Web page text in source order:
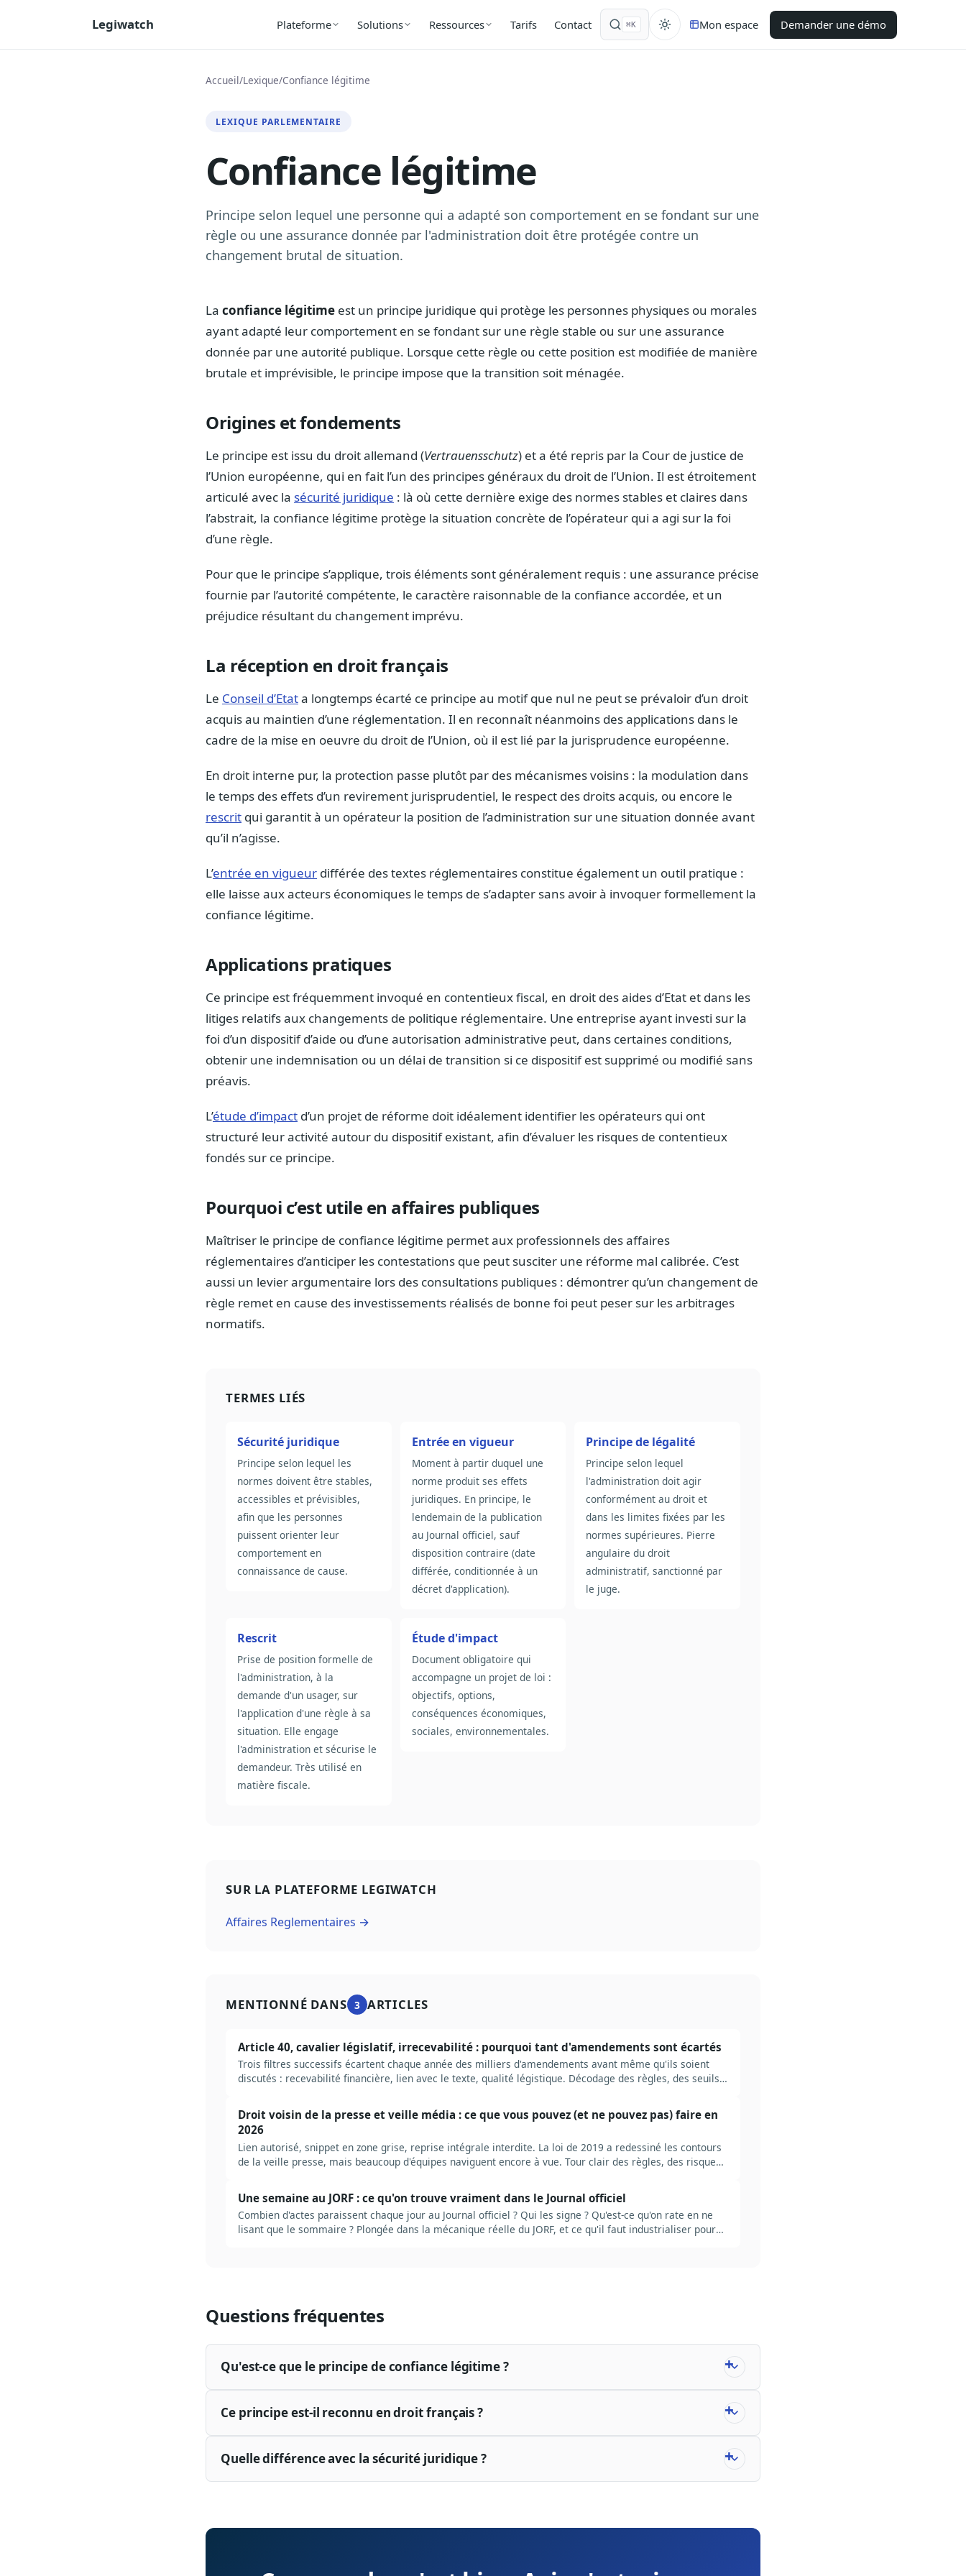
Legiwatch Plateforme Solutions Ressources Tarifs Contact ⌘K Mon espace Demander une démo
Accueil/Lexique/Confiance légitime
LEXIQUE PARLEMENTAIRE
Confiance légitime
Principe selon lequel une personne qui a adapté son comportement en se fondant sur une
règle ou une assurance donnée par l'administration doit être protégée contre un
changement brutal de situation.
La confiance légitime est un principe juridique qui protège les personnes physiques ou morales
ayant adapté leur comportement en se fondant sur une règle stable ou sur une assurance
donnée par une autorité publique. Lorsque cette règle ou cette position est modifiée de manière
brutale et imprévisible, le principe impose que la transition soit ménagée.
Origines et fondements
Le principe est issu du droit allemand (Vertrauensschutz) et a été repris par la Cour de justice de
l’Union européenne, qui en fait l’un des principes généraux du droit de l’Union. Il est étroitement
articulé avec la sécurité juridique : là où cette dernière exige des normes stables et claires dans
l’abstrait, la confiance légitime protège la situation concrète de l’opérateur qui a agi sur la foi
d’une règle.
Pour que le principe s’applique, trois éléments sont généralement requis : une assurance précise
fournie par l’autorité compétente, le caractère raisonnable de la confiance accordée, et un
préjudice résultant du changement imprévu.
La réception en droit français
Le Conseil d’Etata longtemps écarté ce principe au motif que nul ne peut se prévaloir d’un droit
acquis au maintien d’une réglementation. Il en reconnaît néanmoins des applications dans le
cadre de la mise en oeuvre du droit de l’Union, où il est lié par la jurisprudence européenne.
En droit interne pur, la protection passe plutôt par des mécanismes voisins : la modulation dans
le temps des effets d’un revirement jurisprudentiel, le respect des droits acquis, ou encore le
rescrit qui garantit à un opérateur la position de l’administration sur une situation donnée avant
qu’il n’agisse.
L’entrée en vigueur différée des textes réglementaires constitue également un outil pratique :
elle laisse aux acteurs économiques le temps de s’adapter sans avoir à invoquer formellement la
confiance légitime.
Applications pratiques
Ce principe est fréquemment invoqué en contentieux fiscal, en droit des aides d’Etat et dans les
litiges relatifs aux changements de politique réglementaire. Une entreprise ayant investi sur la
foi d’un dispositif d’aide ou d’une autorisation administrative peut, dans certaines conditions,
obtenir une indemnisation ou un délai de transition si ce dispositif est supprimé ou modifié sans
préavis.
L’étude d’impact d’un projet de réforme doit idéalement identifier les opérateurs qui ont
structuré leur activité autour du dispositif existant, afin d’évaluer les risques de contentieux
fondés sur ce principe.
Pourquoi c’est utile en affaires publiques
Maîtriser le principe de confiance légitime permet aux professionnels des affaires
réglementaires d’anticiper les contestations que peut susciter une réforme mal calibrée. C’est
aussi un levier argumentaire lors des consultations publiques : démontrer qu’un changement de
règle remet en cause des investissements réalisés de bonne foi peut peser sur les arbitrages
normatifs.
TERMES LIÉS
Sécurité juridique
Principe selon lequel les
normes doivent être stables,
accessibles et prévisibles,
afin que les personnes
puissent orienter leur
comportement en
connaissance de cause.
Entrée en vigueur
Moment à partir duquel une
norme produit ses effets
juridiques. En principe, le
lendemain de la publication
au Journal officiel, sauf
disposition contraire (date
différée, conditionnée à un
décret d'application).
Principe de légalité
Principe selon lequel
l'administration doit agir
conformément au droit et
dans les limites fixées par les
normes supérieures. Pierre
angulaire du droit
administratif, sanctionné par
le juge.
Rescrit
Prise de position formelle de
l'administration, à la
demande d'un usager, sur
l'application d'une règle à sa
situation. Elle engage
l'administration et sécurise le
demandeur. Très utilisé en
matière fiscale.
Étude d'impact
Document obligatoire qui
accompagne un projet de loi :
objectifs, options,
conséquences économiques,
sociales, environnementales.
SUR LA PLATEFORME LEGIWATCH
Affaires Reglementaires →
MENTIONNÉ DANS 3 ARTICLES
Article 40, cavalier législatif, irrecevabilité : pourquoi tant d'amendements sont écartés
Trois filtres successifs écartent chaque année des milliers d'amendements avant même qu'ils soient
discutés : recevabilité financière, lien avec le texte, qualité légistique. Décodage des règles, des seuils
Droit voisin de la presse et veille média : ce que vous pouvez (et ne pouvez pas) faire en
2026
Lien autorisé, snippet en zone grise, reprise intégrale interdite. La loi de 2019 a redessiné les contours
de la veille presse, mais beaucoup d'équipes naviguent encore à vue. Tour clair des règles, des risques
Une semaine au JORF : ce qu'on trouve vraiment dans le Journal officiel
Combien d'actes paraissent chaque jour au Journal officiel ? Qui les signe ? Qu'est-ce qu'on rate en ne
lisant que le sommaire ? Plongée dans la mécanique réelle du JORF, et ce qu'il faut industrialiser pour
Questions fréquentes
Qu'est-ce que le principe de confiance légitime ?
Ce principe est-il reconnu en droit français ?
Quelle différence avec la sécurité juridique ?